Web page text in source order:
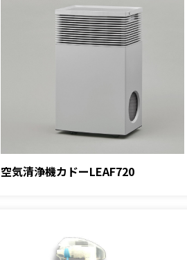
空気清浄機カドーLEAF720